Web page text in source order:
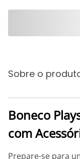
Sobre o
Boneco
com
Prepare-se para